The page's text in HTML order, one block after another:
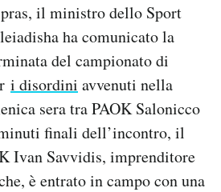
il ministro dello Sport
ha comunicato la
del campionato di
i disordini avvenuti nella
sera tra PAOK Salonicco
finali dell’incontro, il
Ivan Savvidis, imprenditore
è entrato in campo con una